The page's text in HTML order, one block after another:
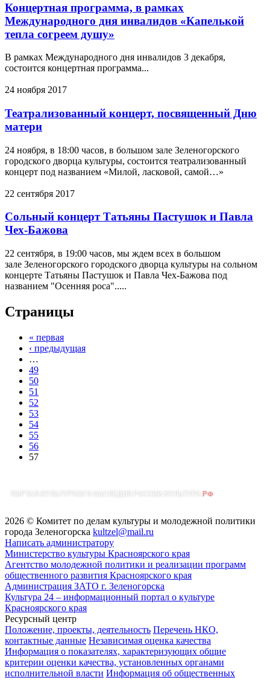
Концертная программа, в рамках
Международного дня инвалидов «Капелькой
тепла согреем душу»
В рамках Международного дня инвалидов 3 декабря,
состоится концертная программа...
24 ноября 2017
Театрализованный концерт, посвященный Дню
матери
24 ноября, в 18:00 часов, в большом зале Зеленогорского
городского дворца культуры, состоится театрализованный
концерт под названием «Милой, ласковой, самой…»
22 сентября 2017
Сольный концерт Татьяны Пастушок и Павла
Чех-Бажова
22 сентября, в 19:00 часов, мы ждем всех в большом
зале Зеленогорского городского дворца культуры на сольном
концерте Татьяны Пастушок и Павла Чех-Бажова под
названием "Осенняя роса".....
Страницы
« первая
‹ предыдущая
…
49
50
51
52
53
54
55
56
57
2026 © Комитет по делам культуры и молодежной политики
города Зеленогорска kultzel@mail.ru
Написать администратору
Министерство культуры Красноярского края
Агентство молодежной политики и реализации программ
общественного развития Красноярского края
Администрация ЗАТО г. Зеленогорска
Культура 24 – информационный портал о культуре
Красноярского края
Ресурсный центр
Положение, проекты, деятельность Перечень НКО,
контактные данные Независимая оценка качества
Информация о показателях, характеризующих общие
критерии оценки качества, установленных органами
исполнительной власти Информация об общественных